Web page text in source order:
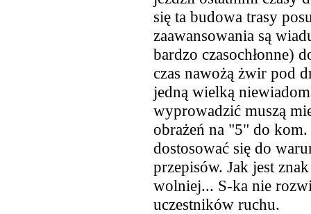
się ta budowa trasy
zaawansowania są
bardzo czasochłonne)
czas nawożą żwir pod
jedną wielką
wyprowadzić muszą
obrażeń na "5" do
dostosować się do
przepisów. Jak jest
wolniej... S-ka nie
uczestników ruchu.